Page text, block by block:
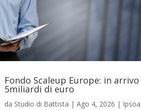
Fondo Scaleup Europe: in arrivo
5miliardi di euro
da Studio di Battista |Ago 4, 2026 | Ipsoa